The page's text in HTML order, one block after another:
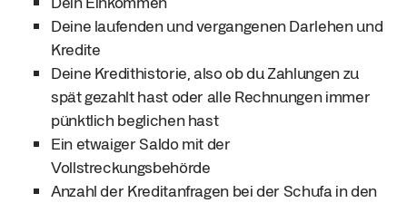
Deine laufenden und vergangenen Darlehen und
Kredite
Deine Kredithistorie, also ob du Zahlungen zu
spät gezahlt hast oder alle Rechnungen immer
pünktlich beglichen hast
Ein etwaiger Saldo mit der
Vollstreckungsbehörde
Anzahl der Kreditanfragen bei der Schufa in den